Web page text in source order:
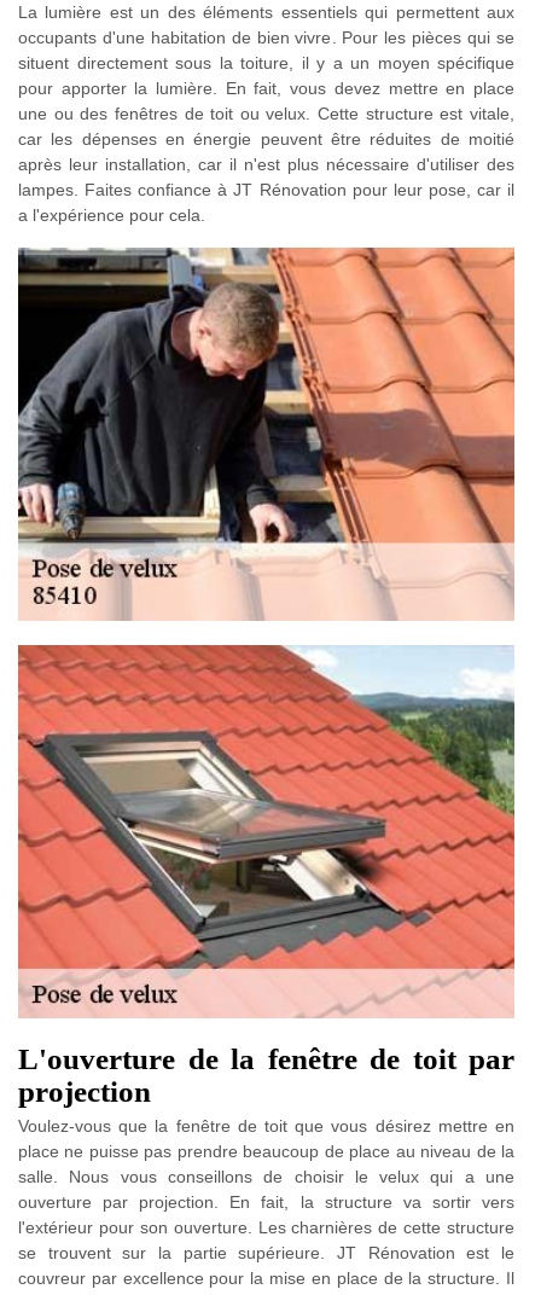
La lumière est un des éléments essentiels qui permettent aux
occupants d'une habitation de bien vivre. Pour les pièces qui se
situent directement sous la toiture, il y a un moyen spécifique
pour apporter la lumière. En fait, vous devez mettre en place
une ou des fenêtres de toit ou velux. Cette structure est vitale,
car les dépenses en énergie peuvent être réduites de moitié
après leur installation, car il n'est plus nécessaire d'utiliser des
lampes. Faites confiance à JT Rénovation pour leur pose, car il
a l'expérience pour cela.
L'ouverture de la fenêtre de toit par
projection
Voulez-vous que la fenêtre de toit que vous désirez mettre en
place ne puisse pas prendre beaucoup de place au niveau de la
salle. Nous vous conseillons de choisir le velux qui a une
ouverture par projection. En fait, la structure va sortir vers
l'extérieur pour son ouverture. Les charnières de cette structure
se trouvent sur la partie supérieure. JT Rénovation est le
couvreur par excellence pour la mise en place de la structure. Il